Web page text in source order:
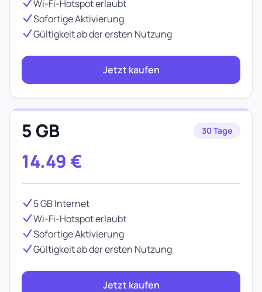
Wi-Fi-Hotspot erlaubt
Sofortige Aktivierung
Gültigkeit ab der ersten Nutzung
Jetzt kaufen
5 GB 30 Tage
14.49 €
5 GB Internet
Wi-Fi-Hotspot erlaubt
Sofortige Aktivierung
Gültigkeit ab der ersten Nutzung
Jetzt kaufen